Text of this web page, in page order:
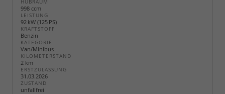
HUBRAUM
998 ccm
LEISTUNG
92 kW (125 PS)
KRAFTSTOFF
Benzin
KATEGORIE
Van/Minibus
KILOMETERSTAND
2 km
ERSTZULASSUNG
31.03.2026
ZUSTAND
unfallfrei